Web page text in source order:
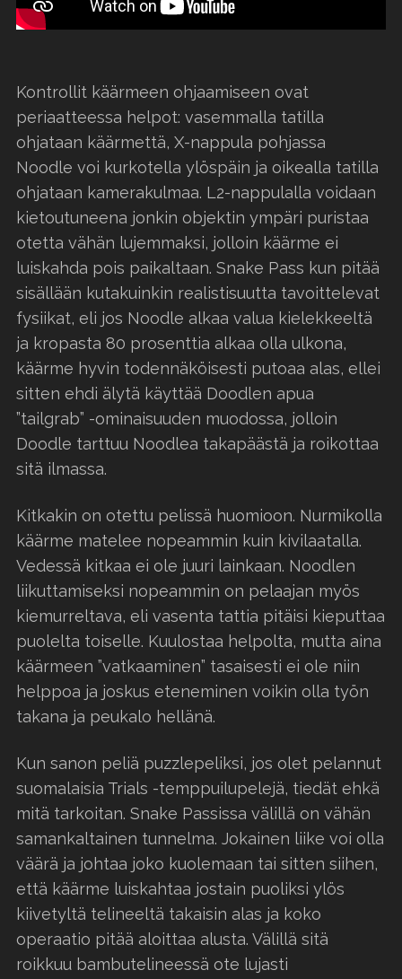
Kontrollit käärmeen ohjaamiseen ovat
periaatteessa helpot: vasemmalla tatilla
ohjataan käärmettä, X-nappula pohjassa
Noodle voi kurkotella ylöspäin ja oikealla tatilla
ohjataan kamerakulmaa. L2-nappulalla voidaan
kietoutuneena jonkin objektin ympäri puristaa
otetta vähän lujemmaksi, jolloin käärme ei
luiskahda pois paikaltaan. Snake Pass kun pitää
sisällään kutakuinkin realistisuutta tavoittelevat
fysiikat, eli jos Noodle alkaa valua kielekkeeltä
ja kropasta 80 prosenttia alkaa olla ulkona,
käärme hyvin todennäköisesti putoaa alas, ellei
sitten ehdi älytä käyttää Doodlen apua
”tailgrab” -ominaisuuden muodossa, jolloin
Doodle tarttuu Noodlea takapäästä ja roikottaa
sitä ilmassa.
Kitkakin on otettu pelissä huomioon. Nurmikolla
käärme matelee nopeammin kuin kivilaatalla.
Vedessä kitkaa ei ole juuri lainkaan. Noodlen
liikuttamiseksi nopeammin on pelaajan myös
kiemurreltava, eli vasenta tattia pitäisi kieputtaa
puolelta toiselle. Kuulostaa helpolta, mutta aina
käärmeen ”vatkaaminen” tasaisesti ei ole niin
helppoa ja joskus eteneminen voikin olla työn
takana ja peukalo hellänä.
Kun sanon peliä puzzlepeliksi, jos olet pelannut
suomalaisia Trials -temppuilupelejä, tiedät ehkä
mitä tarkoitan. Snake Passissa välillä on vähän
samankaltainen tunnelma. Jokainen liike voi olla
väärä ja johtaa joko kuolemaan tai sitten siihen,
että käärme luiskahtaa jostain puoliksi ylös
kiivetyltä telineeltä takaisin alas ja koko
operaatio pitää aloittaa alusta. Välillä sitä
roikkuu bambutelineessä ote lujasti